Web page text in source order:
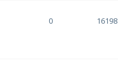
0 16198